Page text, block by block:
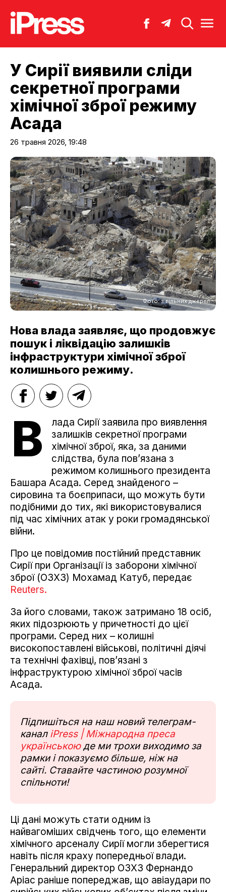
У Сирії виявили сліди
секретної програми
хімічної зброї режиму
Асада
26 травня 2026, 19:48
Фото: з вільних джерел
Нова влада заявляє, що продовжує
пошук і ліквідацію залишків
інфраструктури хімічної зброї
колишнього режиму.
В
лада Сирії заявила про виявлення
залишків секретної програми
хімічної зброї, яка, за даними
слідства, була пов’язана з
режимом колишнього президента
Башара Асада. Серед знайденого –
сировина та боєприпаси, що можуть бути
подібними до тих, які використовувалися
під час хімічних атак у роки громадянської
війни.
Про це повідомив постійний представник
Сирії при Організації із заборони хімічної
зброї (ОЗХЗ) Мохамад Катуб, передає
Reuters.
За його словами, також затримано 18 осіб,
яких підозрюють у причетності до цієї
програми. Серед них – колишні
високопоставлені військові, політичні діячі
та технічні фахівці, пов’язані з
інфраструктурою хімічної зброї часів
Асада.
Підпишіться на наш новий телеграм-
канал iPress | Міжнародна преса
українськоюде ми трохи виходимо за
рамки і показуємо більше, ніж на
сайті. Ставайте частиною розумної
спільноти!
Ці дані можуть стати одним із
найвагоміших свідчень того, що елементи
хімічного арсеналу Сирії могли зберегтися
навіть після краху попередньої влади.
Генеральний директор ОЗХЗ Фернандо
Аріас раніше попереджав, що авіаудари по